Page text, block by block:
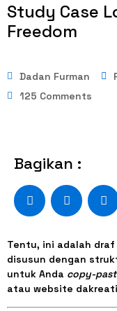
Study Case
Freedom
Dadan Furman
125 Comments
Bagikan :
Tentu, ini adalah draf
disusun dengan
untuk Anda copy-
atau website